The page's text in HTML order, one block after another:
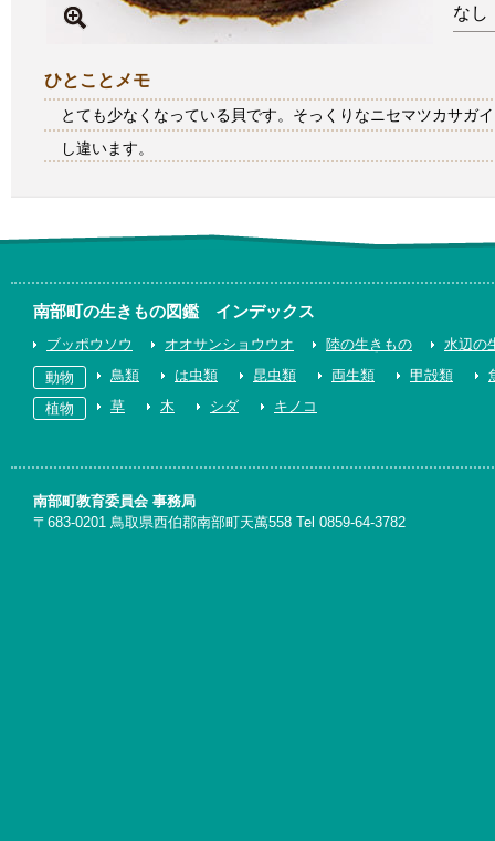
なし
ひとことメモ
とても少なくなっている貝です。そっくりなニセマツカサガ
し違います。
南部町の生きもの図鑑 インデックス
ブッポウソウ オオサンショウウオ 陸の生きもの
水辺の
動物
鳥類 は虫類 昆虫類 両生類 甲殻類
植物
草 木 シダ キノコ
南部町教育委員会 事務局
〒683-0201 鳥取県西伯郡南部町天萬558 Tel 0859-64-3782